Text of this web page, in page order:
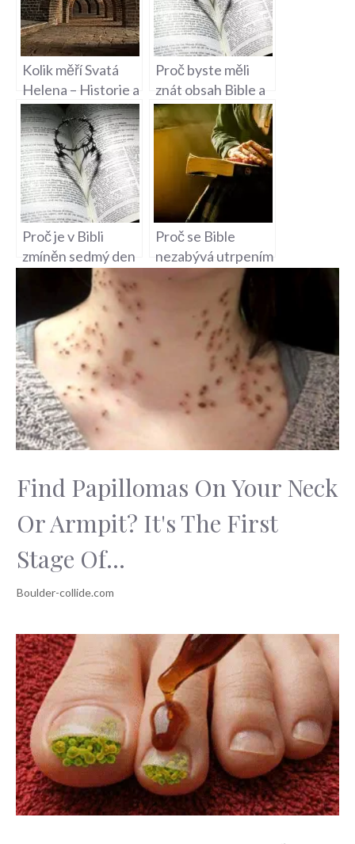
Kolik měří Svatá
Helena – Historie a
Geografie
Proč byste měli
znát obsah Bible a
její význam?
Proč je v Bibli
zmíněn sedmý den
a význam soboty?
Proč se Bible
nezabývá utrpením
Ježíše hlouběji?
Find Papillomas On Your Neck
Or Armpit? It's The First
Stage Of...